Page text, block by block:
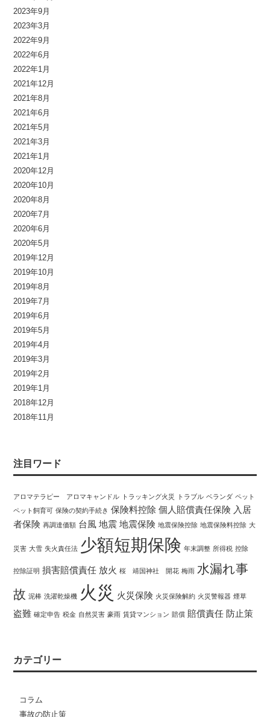
2023年9月
2023年3月
2022年9月
2022年6月
2022年1月
2021年12月
2021年8月
2021年6月
2021年5月
2021年3月
2021年1月
2020年12月
2020年10月
2020年8月
2020年7月
2020年6月
2020年5月
2019年12月
2019年10月
2019年8月
2019年7月
2019年6月
2019年5月
2019年4月
2019年3月
2019年2月
2019年1月
2018年12月
2018年11月
注目ワード
アロマテラピー アロマキャンドル トラッキング火災 トラブル ベランダ ペット
ペット飼育可 保険の契約手続き 保険料控除 個人賠償責任保険 入居
者保険 再調達価額 台風 地震 地震保険 地震保険控除 地震保険料控除 大
災害 大雪 失火責任法 少額短期保険 年末調整 所得税 控除
控除証明 損害賠償責任 放火 桜 靖国神社 開花 梅雨 水漏れ事
故 泥棒 洗濯乾燥機 火災 火災保険 火災保険解約 火災警報器 煙草
盗難 確定申告 税金 自然災害 豪雨 賃貸マンション 賠償 賠償責任 防止策
カテゴリー
コラム
事故の防止策